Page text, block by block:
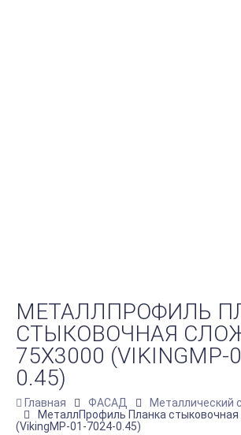
МЕТАЛЛПРОФИЛЬ
СТЫКОВОЧНАЯ
75Х3000 (VIKINGMP-
0.45)
Главная ФАСАД
Металлический
МеталлПрофиль Планка стыковочная
(VikingMP-01-7024-0.45)